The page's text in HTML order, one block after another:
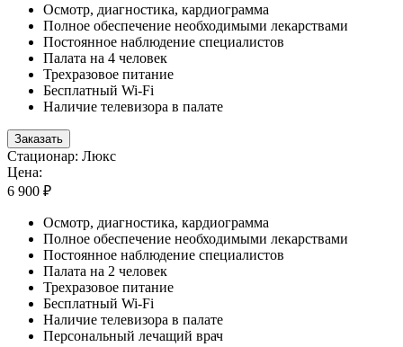
Осмотр, диагностика, кардиограмма
Полное обеспечение необходимыми лекарствами
Постоянное наблюдение специалистов
Палата на 4 человек
Трехразовое питание
Бесплатный Wi-Fi
Наличие телевизора в палате
Заказать
Стационар: Люкс
Цена:
6 900 ₽
Осмотр, диагностика, кардиограмма
Полное обеспечение необходимыми лекарствами
Постоянное наблюдение специалистов
Палата на 2 человек
Трехразовое питание
Бесплатный Wi-Fi
Наличие телевизора в палате
Персональный лечащий врач